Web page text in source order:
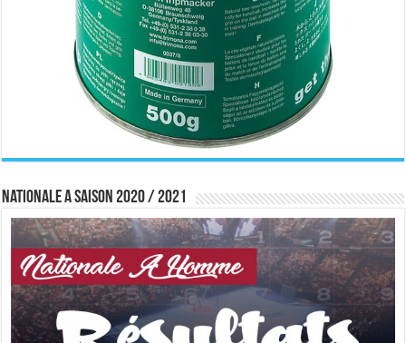
Nationale A saison 2020 / 2021